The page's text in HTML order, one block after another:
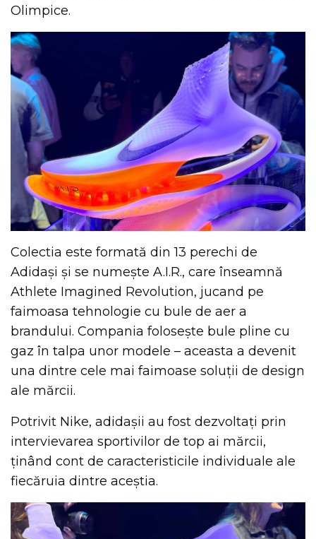
Olimpice.
Colectia este formată din 13 perechi de
Adidași și se numește A.I.R., care înseamnă
Athlete Imagined Revolution, jucand pe
faimoasa tehnologie cu bule de aer a
brandului. Compania folosește bule pline cu
gaz în talpa unor modele – aceasta a devenit
una dintre cele mai faimoase soluții de design
ale mărcii.
Potrivit Nike, adidașii au fost dezvoltați prin
intervievarea sportivilor de top ai mărcii,
ținând cont de caracteristicile individuale ale
fiecăruia dintre aceștia.